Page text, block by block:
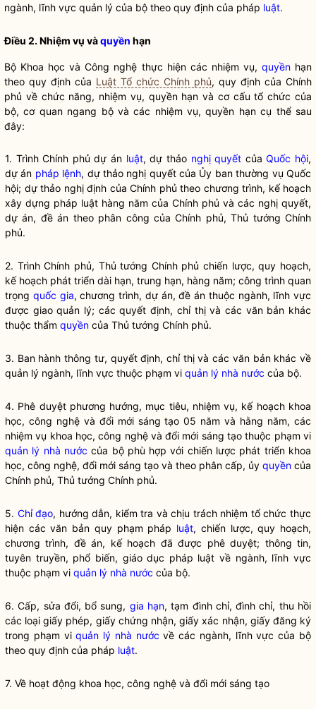
ngành, lĩnh vực quản lý của bộ theo quy định của pháp luật.
Điều 2. Nhiệm vụ vàquyền hạn
Bộ Khoa học và Công nghệ thực hiện các nhiệm vụ, quyềnhạn
theo quy định của Luật Tổ chức Chính phủ, quy định của Chính
phủ về chức năng, nhiệm vụ, quyềnhạn và cơ cấu tổ chức của
bộ, cơ quan ngang bộ và các nhiệm vụ,quyền hạn cụ thể sau
đây:
1. Trình Chính phủ dự án luật, dự thảo nghị quyết củaQuốc hội,
dự án pháp lệnh, dự thảo nghị quyếtcủa Ủy ban thường vụQuốc
hội; dự thảo nghị định của Chính phủ theo chương trình, kế hoạch
xây dựng pháp luật hàng năm của Chính phủ và các nghị quyết,
dự án, đề án theo phân công của Chính phủ, Thủ tướng Chính
phủ.
2. Trình Chính phủ, Thủ tướng Chính phủ chiến lược, quy hoạch,
kế hoạch phát triển dài hạn, trung hạn, hàng năm; công trình quan
trọng quốc gia, chương trình, dự án, đề án thuộc ngành, lĩnh vực
được giao quản lý; các quyết định, chỉ thị và các văn bản khác
thuộc thẩm quyền của Thủ tướng Chính phủ.
3. Ban hành thông tư, quyết định, chỉ thị và các văn bản khác về
quản lý ngành, lĩnh vực thuộc phạm vi quản lý nhà nước của bộ.
4. Phê duyệt phương hướng, mục tiêu, nhiệm vụ, kế hoạch khoa
học, công nghệ và đổi mới sáng tạo 05 năm và hằng năm, các
nhiệm vụ khoa học, công nghệ và đổi mới sáng tạo thuộc phạm vi
quản lý nhà nước của bộ phù hợp với chiến lược phát triển khoa
học, công nghệ, đổi mới sáng tạo và theo phân cấp, ủy quyền của
Chính phủ, Thủ tướng Chính phủ.
5. Chỉ đạo, hướng dẫn, kiểm tra và chịu trách nhiệm tổ chức thực
hiện các văn bản quy phạm pháp luật, chiến lược, quy hoạch,
chương trình, đề án, kế hoạch đã được phê duyệt; thông tin,
tuyên truyền, phổ biến, giáo dục pháp luật về ngành, lĩnh vực
thuộc phạm vi quản lý nhà nước của bộ.
6. Cấp, sửa đổi, bổ sung, gia hạn, tạm đình chỉ, đình chỉ, thu hồi
các loại giấy phép, giấy chứng nhận, giấy xác nhận, giấy đăng ký
trong phạm viquản lý nhà nước về các ngành, lĩnh vực của bộ
theo quy định của pháp luật.
7. Về hoạt động khoa học, công nghệ và đổi mới sáng tạo